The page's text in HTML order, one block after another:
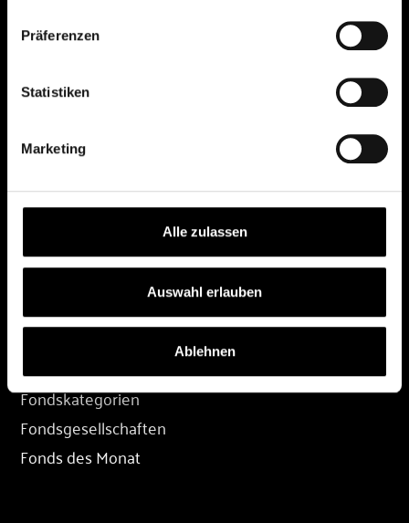
Präferenzen
Statistiken
Marketing
Alle zulassen
Auswahl erlauben
Ablehnen
© 2026 FondsDepot AT
DEPOT
Depot übertragen
Depot-Login
FONDS
Fondssuche
Fondskategorien
Fondsgesellschaften
Fonds des Monat